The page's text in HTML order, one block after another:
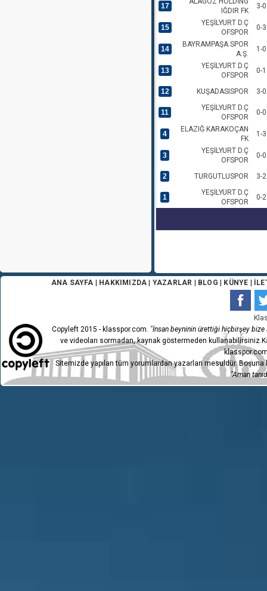
17
IĞDIR FK
3-0
15
YEŞİLYURT D.Ç
OFSPOR
0-3
14
BAYRAMPAŞA SPOR
A.Ş.
1-0
13
YEŞİLYURT D.Ç
OFSPOR
0-1
12 KUŞADASISPOR 3-0
11
YEŞİLYURT D.Ç
OFSPOR
0-0
4
ELAZIĞ KARAKOÇAN
FK
1-3
3
YEŞİLYURT D.Ç
OFSPOR
0-0
2 TURGUTLUSPOR 3-2
1
YEŞİLYURT D.Ç
OFSPOR
0-2
ANA SAYFA HAKKIMIZDA YAZARLAR BLOG KÜNYE
Copyleft 2015 - klasspor.com. "İnsan beyninin ürettiği hiçbirşey bize
ve videoları sormadan, kaynak göstermeden
Sitemizde yapılan tüm yorumlardan yazarları mesuldür.
"Aman